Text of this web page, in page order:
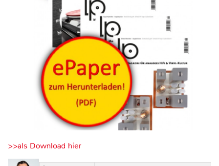
>>als Download hier